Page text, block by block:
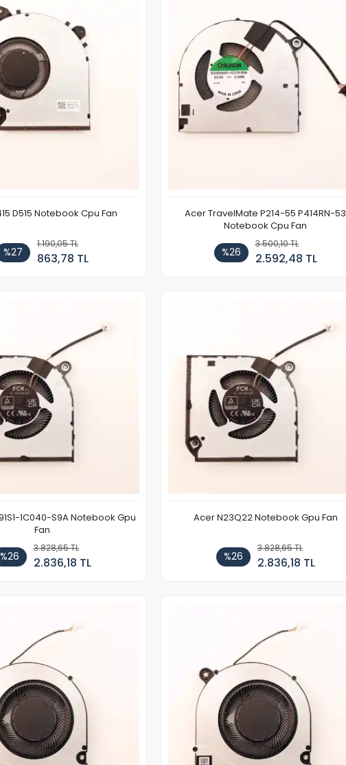
D515 Notebook Cpu Fan
%27
1.190,05 TL
863,78 TL
Acer TravelMate P214-55 P414RN-53
Notebook Cpu Fan
%26
3.500,10 TL
2.592,48 TL
1C040-S9A Notebook Gpu
Fan
%26
3.828,65 TL
2.836,18 TL
Acer N23Q22 Notebook Gpu Fan
%26
3.828,65 TL
2.836,18 TL